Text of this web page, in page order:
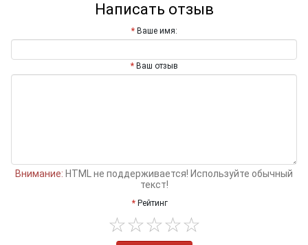
Написать отзыв
Ваше имя:
Ваш отзыв
Внимание: HTML не поддерживается! Используйте обычный
текст!
Рейтинг